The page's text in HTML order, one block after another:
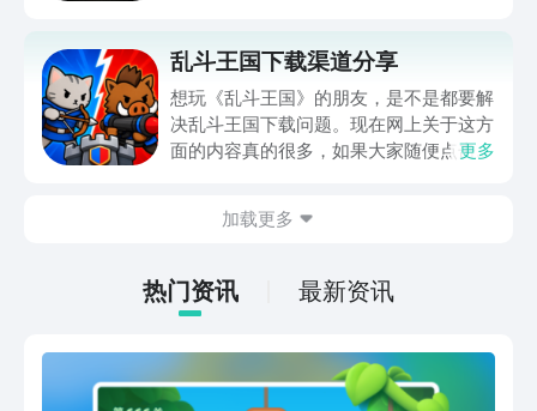
入到这个满是僵尸的世界努力求生，想玩
的可千万别错过，赶快来看一看吧。
乱斗王国下载渠道分享
想玩《乱斗王国》的朋友，是不是都要解
决乱斗王国下载问题。现在网上关于这方
面的内容真的很多，如果大家随便点击陌
app进行下载会更加方便，九游是手游福
游戏资源，还能及时查看后续的消息、活
动内容等相关信息。
更多
加载更多
热门资讯 最新资讯